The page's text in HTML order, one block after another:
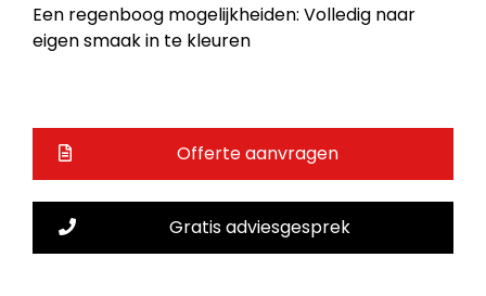
Een regenboog mogelijkheiden: Volledig naar
eigen smaak in te kleuren
Offerte aanvragen
Gratis adviesgesprek